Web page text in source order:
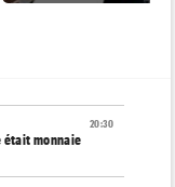
20:30
était monnaie